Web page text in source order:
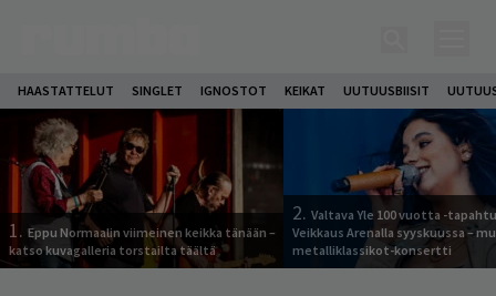
HAASTATTELUT SINGLET IGNOSTOT KEIKAT UUTUUSBIISIT
1. Eppu Normaalin viimeinen keikka tänään –
katso kuvagalleria torstailta täältä
2. Valtava Yle 100 vuotta -
Veikkaus Arenalla syyskuussa –
metalliklassikot-konsertti